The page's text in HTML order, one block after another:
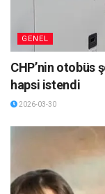
GENEL
CHP’nin otobüs
hapsi istendi
2026-03-30